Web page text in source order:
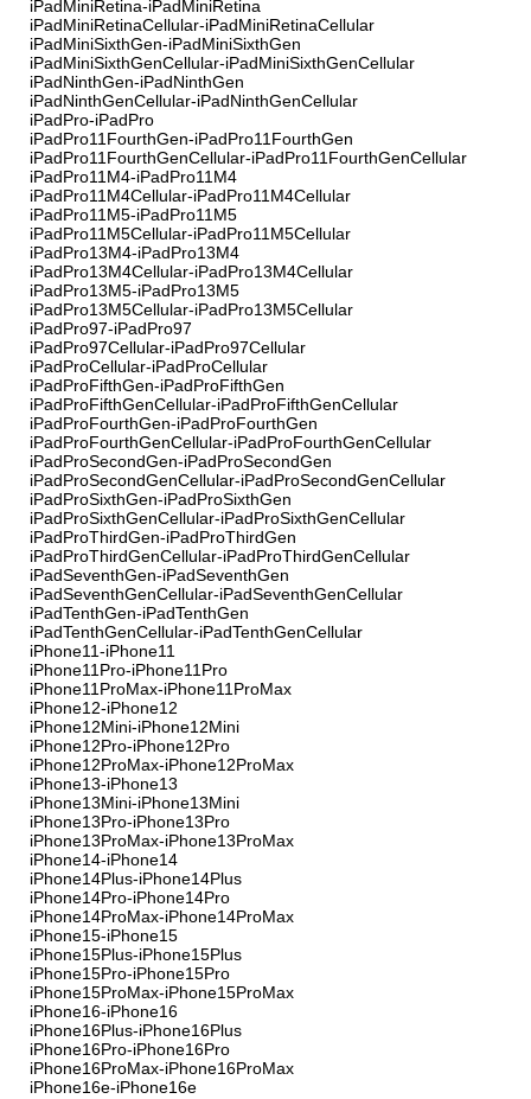
iPadMiniRetina-iPadMiniRetina
iPadMiniRetinaCellular-iPadMiniRetinaCellular
iPadMiniSixthGen-iPadMiniSixthGen
iPadMiniSixthGenCellular-iPadMiniSixthGenCellular
iPadNinthGen-iPadNinthGen
iPadNinthGenCellular-iPadNinthGenCellular
iPadPro-iPadPro
iPadPro11FourthGen-iPadPro11FourthGen
iPadPro11FourthGenCellular-iPadPro11FourthGenCellular
iPadPro11M4-iPadPro11M4
iPadPro11M4Cellular-iPadPro11M4Cellular
iPadPro11M5-iPadPro11M5
iPadPro11M5Cellular-iPadPro11M5Cellular
iPadPro13M4-iPadPro13M4
iPadPro13M4Cellular-iPadPro13M4Cellular
iPadPro13M5-iPadPro13M5
iPadPro13M5Cellular-iPadPro13M5Cellular
iPadPro97-iPadPro97
iPadPro97Cellular-iPadPro97Cellular
iPadProCellular-iPadProCellular
iPadProFifthGen-iPadProFifthGen
iPadProFifthGenCellular-iPadProFifthGenCellular
iPadProFourthGen-iPadProFourthGen
iPadProFourthGenCellular-iPadProFourthGenCellular
iPadProSecondGen-iPadProSecondGen
iPadProSecondGenCellular-iPadProSecondGenCellular
iPadProSixthGen-iPadProSixthGen
iPadProSixthGenCellular-iPadProSixthGenCellular
iPadProThirdGen-iPadProThirdGen
iPadProThirdGenCellular-iPadProThirdGenCellular
iPadSeventhGen-iPadSeventhGen
iPadSeventhGenCellular-iPadSeventhGenCellular
iPadTenthGen-iPadTenthGen
iPadTenthGenCellular-iPadTenthGenCellular
iPhone11-iPhone11
iPhone11Pro-iPhone11Pro
iPhone11ProMax-iPhone11ProMax
iPhone12-iPhone12
iPhone12Mini-iPhone12Mini
iPhone12Pro-iPhone12Pro
iPhone12ProMax-iPhone12ProMax
iPhone13-iPhone13
iPhone13Mini-iPhone13Mini
iPhone13Pro-iPhone13Pro
iPhone13ProMax-iPhone13ProMax
iPhone14-iPhone14
iPhone14Plus-iPhone14Plus
iPhone14Pro-iPhone14Pro
iPhone14ProMax-iPhone14ProMax
iPhone15-iPhone15
iPhone15Plus-iPhone15Plus
iPhone15Pro-iPhone15Pro
iPhone15ProMax-iPhone15ProMax
iPhone16-iPhone16
iPhone16Plus-iPhone16Plus
iPhone16Pro-iPhone16Pro
iPhone16ProMax-iPhone16ProMax
iPhone16e-iPhone16e